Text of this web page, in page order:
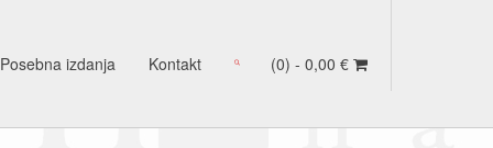
(0) - 0,00 €
Posebna izdanja Kontakt